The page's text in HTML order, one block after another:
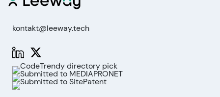
kontakt@leeway.tech